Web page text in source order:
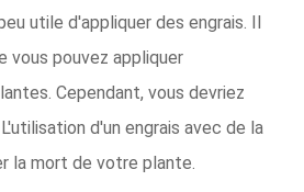
utile d'appliquer des engrais. Il
vous pouvez appliquer
Cependant, vous devriez
d'un engrais avec de la
la mort de votre plante.